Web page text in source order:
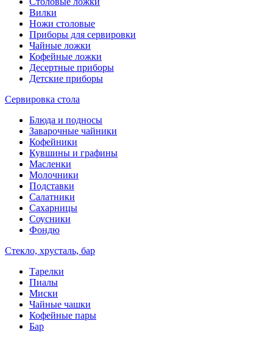
Вилки
Ножи столовые
Приборы для сервировки
Чайные ложки
Кофейные ложки
Десертные приборы
Детские приборы
Сервировка стола
Блюда и подносы
Заварочные чайники
Кофейники
Кувшины и графины
Масленки
Молочники
Подставки
Салатники
Сахарницы
Соусники
Фондю
Стекло, хрусталь, бар
Тарелки
Пиалы
Миски
Чайные чашки
Кофейные пары
Бар